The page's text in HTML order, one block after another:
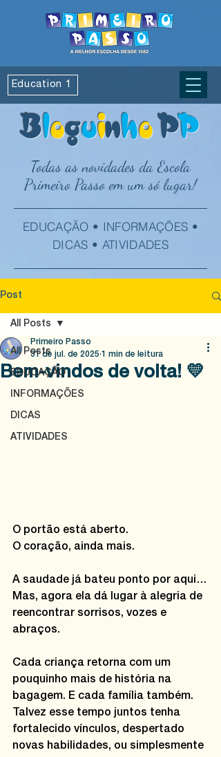
Education 1
BloguinhoPP
Todas as novidades da Escola
Primeiro Passo em um só lugar!
EDUCAÇÃO • INFORMAÇÕES •
DICAS • ATIVIDADES
Post
All Posts
EDUCAÇÃO
INFORMAÇÕES
DICAS
ATIVIDADES
All Posts
Bem-vindos de volta! 💛
Primeiro Passo
31 de jul. de 2025 1 min de leitura
O portão está aberto.
O coração, ainda mais.
A saudade já bateu ponto por aqui…
Mas, agora ela dá lugar à alegria de
reencontrar sorrisos, vozes e
abraços.
Cada criança retorna com um
pouquinho mais de história na
bagagem. E cada família também.
Talvez esse tempo juntos tenha
fortalecido vínculos, despertado
novas habilidades, ou simplesmente